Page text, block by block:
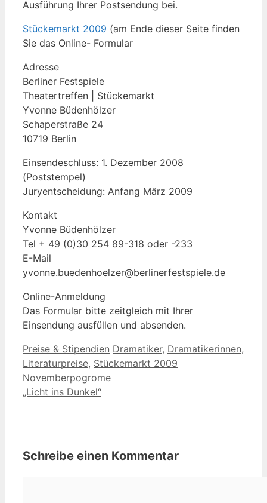
Ausführung Ihrer Postsendung bei.
Stückemarkt 2009 (am Ende dieser Seite finden
Sie das Online- Formular
Adresse
Berliner Festspiele
Theatertreffen | Stückemarkt
Yvonne Büdenhölzer
Schaperstraße 24
10719 Berlin
Einsendeschluss: 1. Dezember 2008
(Poststempel)
Juryentscheidung: Anfang März 2009
Kontakt
Yvonne Büdenhölzer
Tel + 49 (0)30 254 89-318 oder -233
E-Mail
yvonne.buedenhoelzer@berlinerfestspiele.de
Online-Anmeldung
Das Formular bitte zeitgleich mit Ihrer
Einsendung ausfüllen und absenden.
Kategorien
Preise & Stipendien Schlagwörter
Dramatiker, Dramatikerinnen,
Literaturpreise, Stückemarkt 2009
Novemberpogrome
„Licht ins Dunkel“
Schreibe einen Kommentar